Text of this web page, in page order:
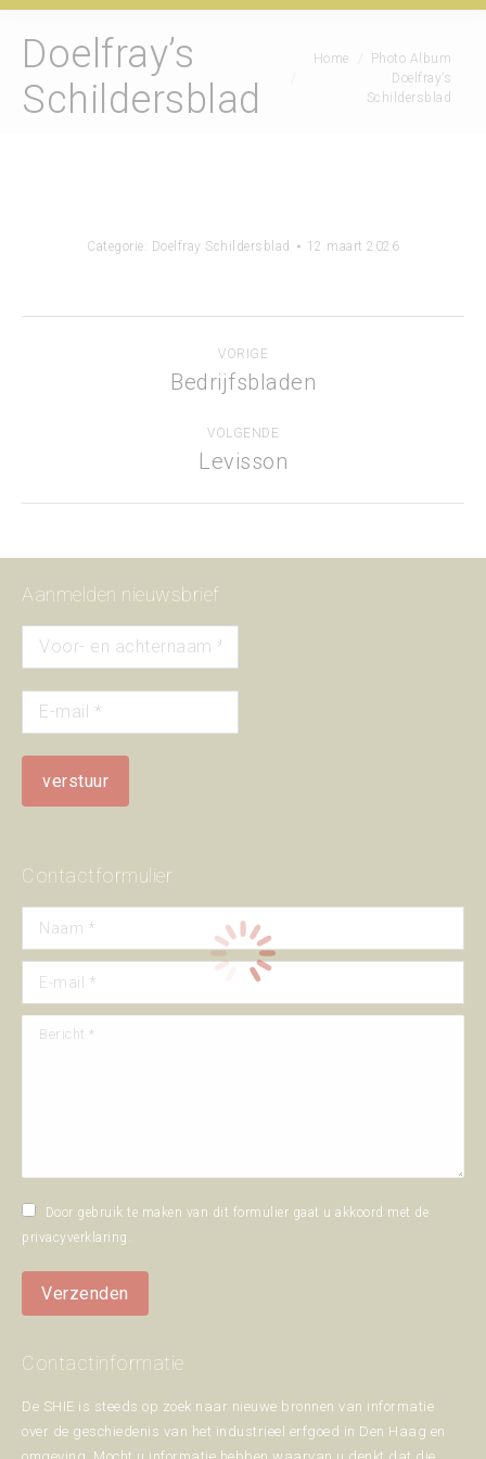
Doelfray’s
Schildersblad
Je bent hier:
Home
Photo Album
Doelfray’s
Schildersblad
Categorie: Doelfray Schildersblad 12 maart 2026
VORIGE
Vorig
Bedrijfsbladen
VOLGENDE
Volgend
Levisson
Aanmelden nieuwsbrief
Contactformulier
Naam *
E-mail *
Bericht *
Door gebruik te maken van dit formulier gaat u akkoord met de
privacyverklaring .
Verzenden
Contactinformatie
De SHIE is steeds op zoek naar nieuwe bronnen van informatie
over de geschiedenis van het industrieel erfgoed in Den Haag en